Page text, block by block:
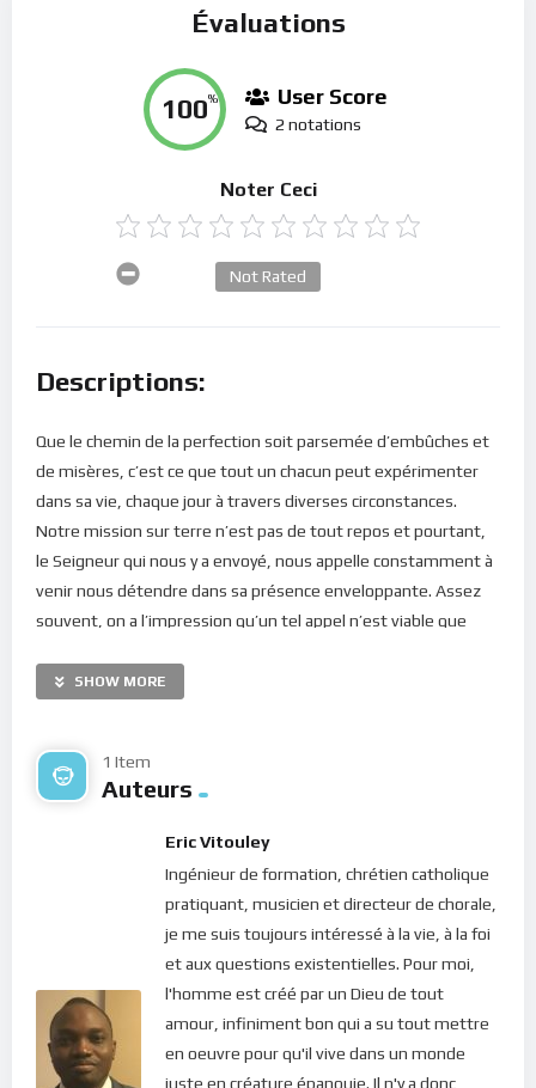
Évaluations
100% User Score
2 notations
Noter Ceci
Not Rated
Descriptions:
Que le chemin de la perfection soit parsemée d’embûches et
de misères, c’est ce que tout un chacun peut expérimenter
dans sa vie, chaque jour à travers diverses circonstances.
Notre mission sur terre n’est pas de tout repos et pourtant,
le Seigneur qui nous y a envoyé, nous appelle constamment à
venir nous détendre dans sa présence enveloppante. Assez
souvent, on a l’impression qu’un tel appel n’est viable que
le contraire ! Dieu sait que nous vivons dans un monde difficile.
perfectionne. C’est donc à travers toutes ces situations que
nous allons apprendre. Le Seigneur en est tout à fait
Certes, il n’est guère évident de s’élever au-dessus des
circonstances, surtout si elles sont pénibles. Comment
réussir, en effet, à s’intégrer que tout va bien et qu’il faille
continuer à faire confiance quand on a perdu un être cher ou
encore lorsqu’on sombre dans l’abîme ? Néanmoins, voilà
l’exercice que le Seigneur nous invite à faire chaque jour. Il
SHOW MORE
1 Item
Auteurs
Eric Vitouley
Ingénieur de formation, chrétien catholique
pratiquant, musicien et directeur de chorale,
je me suis toujours intéressé à la vie, à la foi
et aux questions existentielles. Pour moi,
l'homme est créé par un Dieu de tout
amour, infiniment bon qui a su tout mettre
en oeuvre pour qu'il vive dans un monde
juste en créature épanouie. Il n'y a donc